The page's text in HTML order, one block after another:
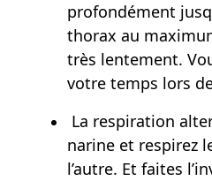
profondément
thorax au
très lentement.
votre temps lors
La respiration
narine et respirez
l’autre. Et faites